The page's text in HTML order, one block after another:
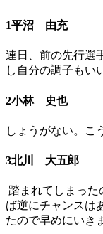
1平沼 由充
連日、前の先行選
し自分の調子もい
2小林 史也
しょうがない。こ
3北川 大五郎
踏まれてしまっ
ば逆にチャンスは
たので早めにいき